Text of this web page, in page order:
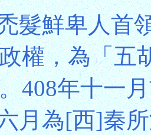
髮鮮卑人首
權，為「五
408年十一
月為[西]秦